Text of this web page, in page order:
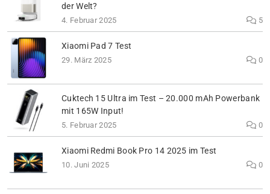
der Welt?
4. Februar 2025 5
Xiaomi Pad 7 Test
29. März 2025 0
Cuktech 15 Ultra im Test – 20.000 mAh Powerbank
mit 165W Input!
5. Februar 2025 0
Xiaomi Redmi Book Pro 14 2025 im Test
10. Juni 2025 0